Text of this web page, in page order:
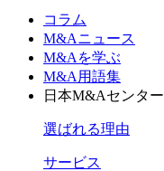
コラム
M&Aニュース
M&Aを学ぶ
M&A用語集
日本M&Aセンター
選ばれる理由
サービス